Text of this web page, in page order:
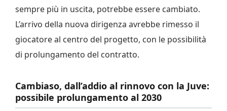
sempre più in uscita, potrebbe essere cambiato.
L’arrivo della nuova dirigenza avrebbe rimesso il
giocatore al centro del progetto, con le possibilità
di prolungamento del contratto.
Cambiaso, dall’addio al rinnovo con la Juve:
possibile prolungamento al 2030